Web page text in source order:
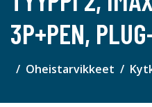
3P+PEN,
Oheistarvikkeet